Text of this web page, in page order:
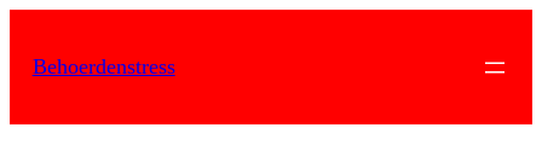
Inhalt
Behoerdenstress